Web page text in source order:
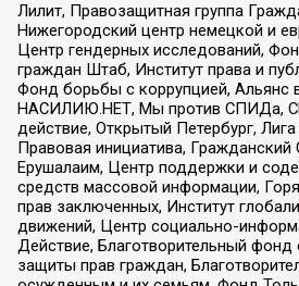
Лилит, Правозащитная группа
Нижегородский центр немецкой и
Центр гендерных исследований,
граждан Штаб, Институт права и
Фонд борьбы с коррупцией, Альянс
НАСИЛИЮ.НЕТ, Мы против СПИДа,
действие, Открытый Петербург,
Правовая инициатива,
Ерушалаим, Центр поддержки и
средств массовой информации,
прав заключенных, Институт
движений, Центр социально-
Действие, Благотворительный
защиты прав граждан,